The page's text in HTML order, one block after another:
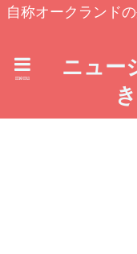
自称オークランド
ニュー
menu